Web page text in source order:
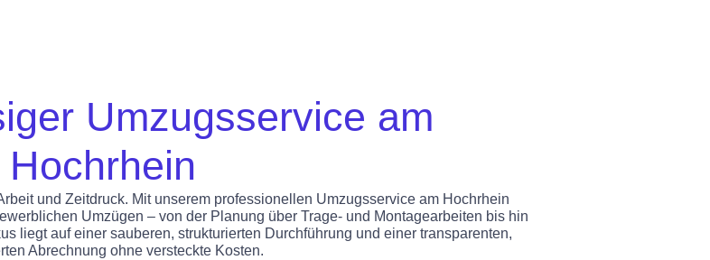
Umzugsservice am
Hochrhein
und Zeitdruck. Mit unserem professionellen Umzugsservice am Hochrhein
Umzügen – von der Planung über Trage- und Montagearbeiten bis hin
liegt auf einer sauberen, strukturierten Durchführung und einer transparenten,
Abrechnung ohne versteckte Kosten.